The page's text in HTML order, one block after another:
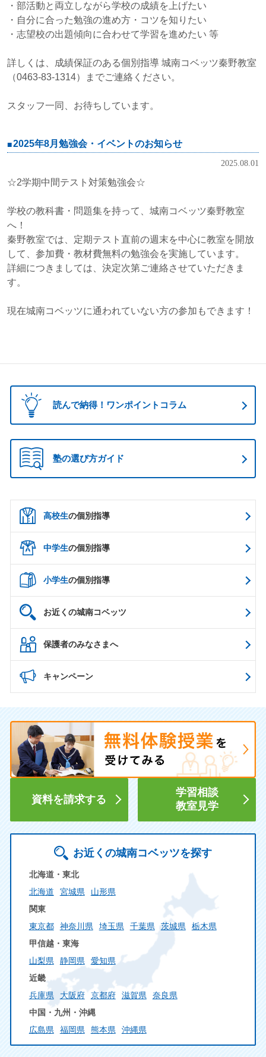
・部活動と両立しながら学校の成績を上げたい
・自分に合った勉強の進め方・コツを知りたい
・志望校の出題傾向に合わせて学習を進めたい 等
詳しくは、成績保証のある個別指導 城南コベッツ秦野教室
（0463-83-1314）までご連絡ください。
スタッフ一同、お待ちしています。
2025年8月勉強会・イベントのお知らせ
2025.08.01
☆2学期中間テスト対策勉強会☆
学校の教科書・問題集を持って、城南コベッツ秦野教室
へ！
秦野教室では、定期テスト直前の週末を中心に教室を開放
して、参加費・教材費無料の勉強会を実施しています。
詳細につきましては、決定次第ご連絡させていただきま
す。
現在城南コベッツに通われていない方の参加もできます！
読んで納得！ワンポイントコラム
塾の選び方ガイド
高校生の個別指導
中学生の個別指導
小学生の個別指導
お近くの城南コベッツ
保護者のみなさまへ
キャンペーン
資料を請求する
学習相談
教室見学
お近くの城南コベッツを探す
北海道・東北
北海道
宮城県
山形県
関東
東京都
神奈川県 埼玉県 千葉県 茨城県
栃木県
甲信越・東海
山梨県
静岡県
愛知県
近畿
兵庫県
大阪府 京都府 滋賀県
奈良県
中国・九州・沖縄
広島県
福岡県 熊本県 沖縄県